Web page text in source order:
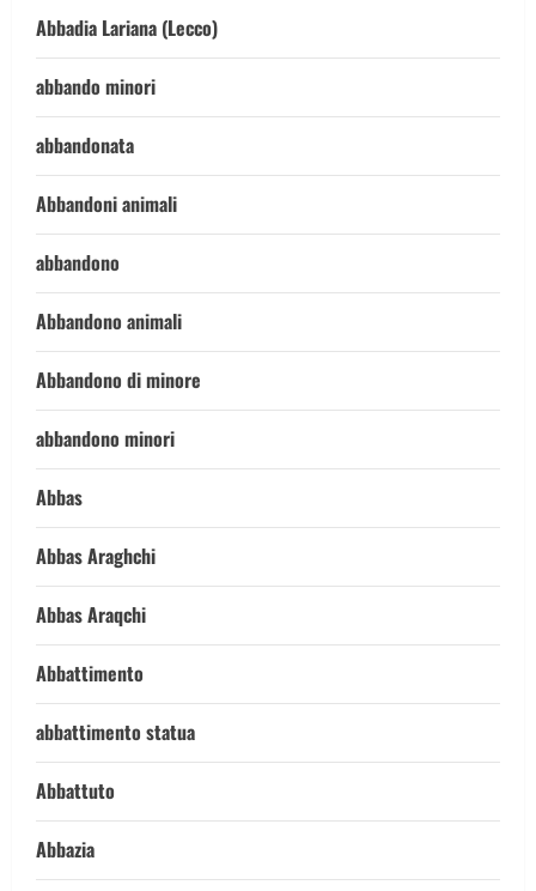
Abbadia Lariana (Lecco)
abbando minori
abbandonata
Abbandoni animali
abbandono
Abbandono animali
Abbandono di minore
abbandono minori
Abbas
Abbas Araghchi
Abbas Araqchi
Abbattimento
abbattimento statua
Abbattuto
Abbazia